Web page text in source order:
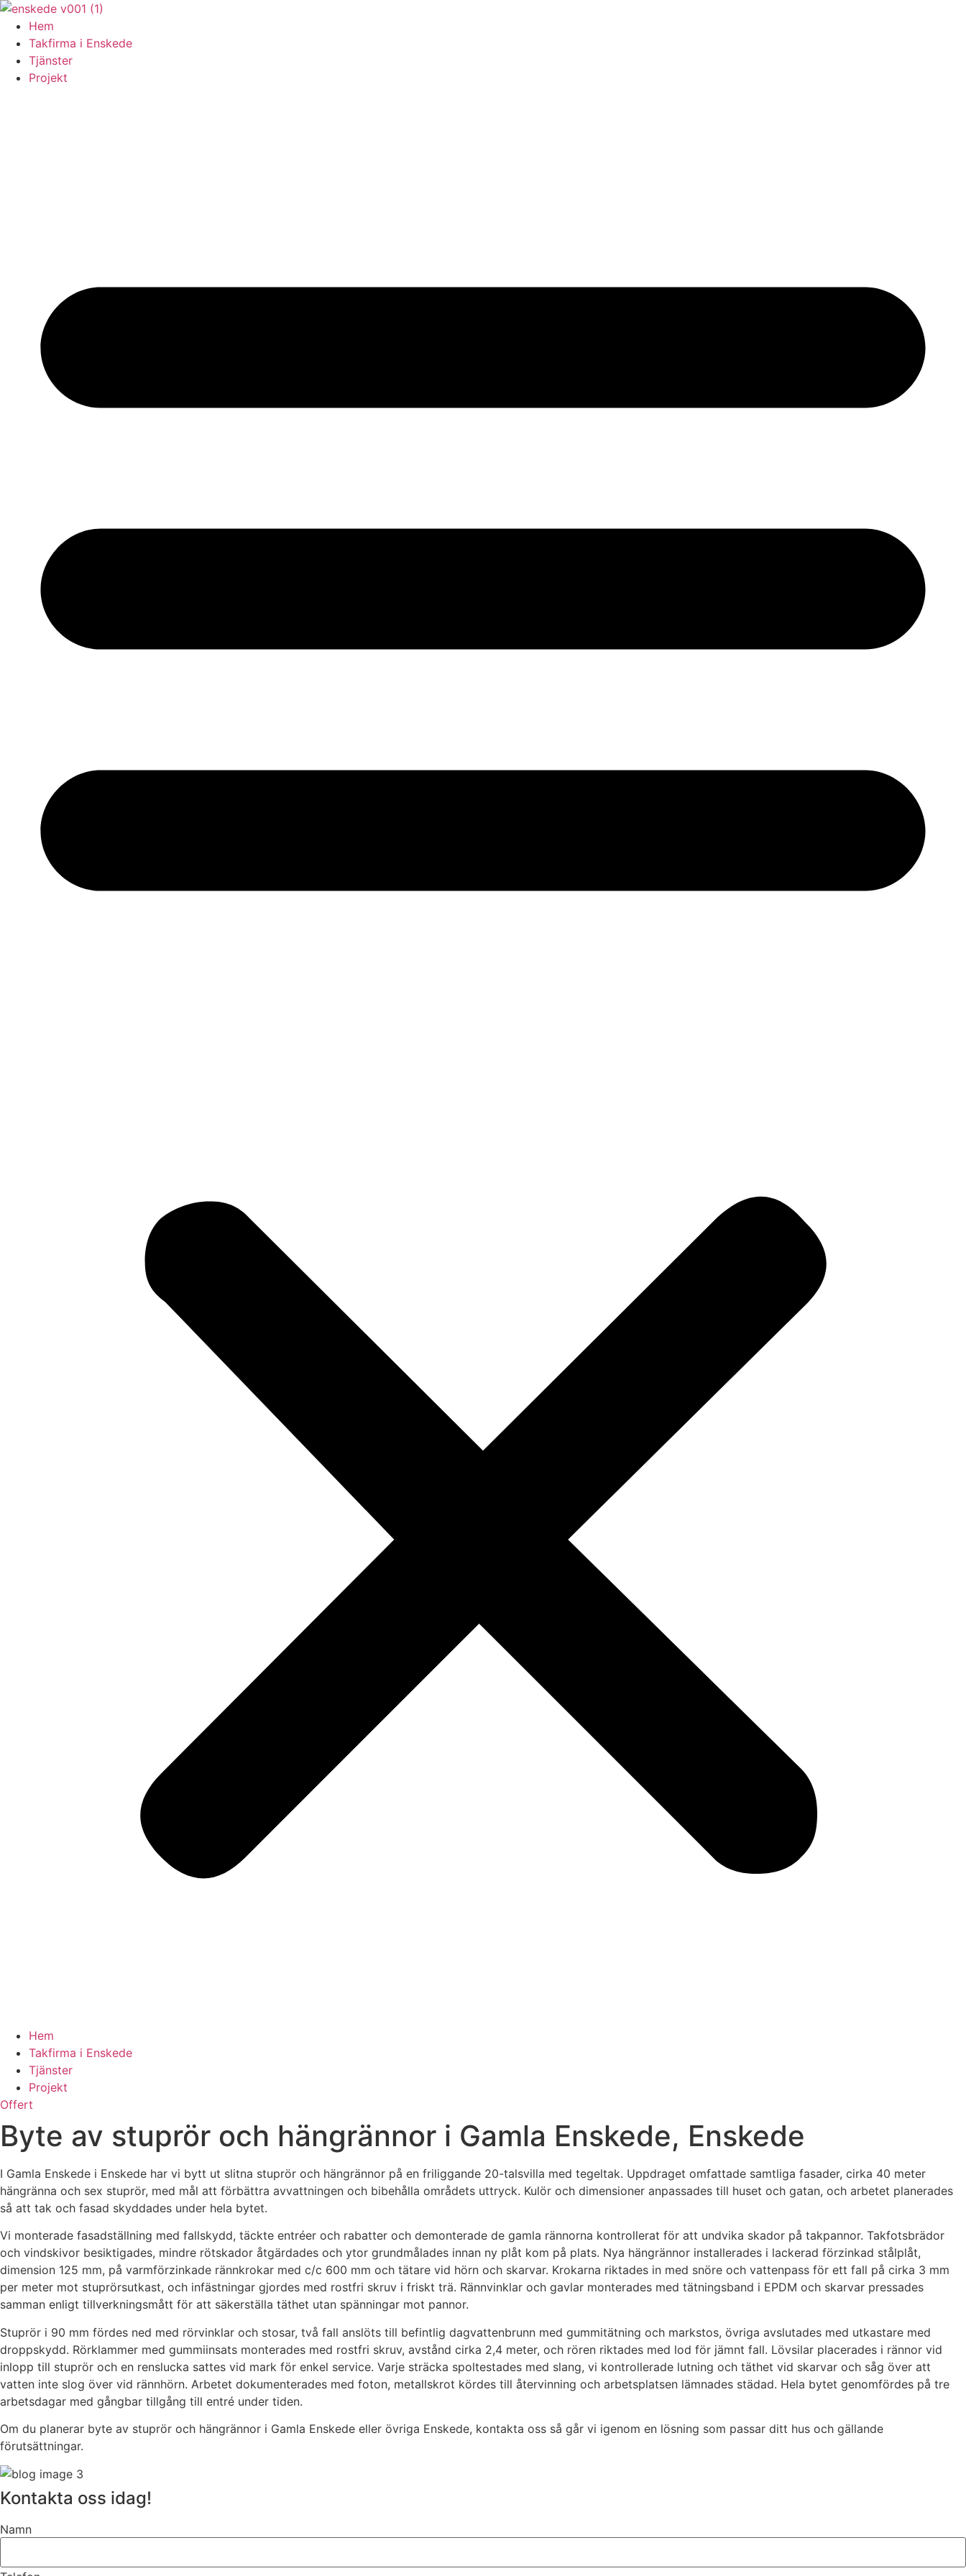
Skip
content
Hem
Takfirma i Enskede
Tjänster
Projekt
Hem
Takfirma i Enskede
Tjänster
Projekt
Offert
Byte av stuprör och hängrännor i Gamla Enskede, Enskede
I Gamla Enskede i Enskede har vi bytt ut slitna stuprör och hängrännor på en friliggande 20-talsvilla med tegeltak. Uppdraget omfattade samtliga fasader, cirka 40 meter
hängränna och sex stuprör, med mål att förbättra avvattningen och bibehålla områdets uttryck. Kulör och dimensioner anpassades till huset och gatan, och arbetet planerades
så att tak och fasad skyddades under hela bytet.
Vi monterade fasadställning med fallskydd, täckte entréer och rabatter och demonterade de gamla rännorna kontrollerat för att undvika skador på takpannor. Takfotsbrädor
och vindskivor besiktigades, mindre rötskador åtgärdades och ytor grundmålades innan ny plåt kom på plats. Nya hängrännor installerades i lackerad förzinkad stålplåt,
dimension 125 mm, på varmförzinkade rännkrokar med c/c 600 mm och tätare vid hörn och skarvar. Krokarna riktades in med snöre och vattenpass för ett fall på cirka 3 mm
per meter mot stuprörsutkast, och infästningar gjordes med rostfri skruv i friskt trä. Rännvinklar och gavlar monterades med tätningsband i EPDM och skarvar pressades
samman enligt tillverkningsmått för att säkerställa täthet utan spänningar mot pannor.
Stuprör i 90 mm fördes ned med rörvinklar och stosar, två fall anslöts till befintlig dagvattenbrunn med gummitätning och markstos, övriga avslutades med utkastare med
droppskydd. Rörklammer med gummiinsats monterades med rostfri skruv, avstånd cirka 2,4 meter, och rören riktades med lod för jämnt fall. Lövsilar placerades i rännor vid
inlopp till stuprör och en renslucka sattes vid mark för enkel service. Varje sträcka spoltestades med slang, vi kontrollerade lutning och täthet vid skarvar och såg över att
vatten inte slog över vid rännhörn. Arbetet dokumenterades med foton, metallskrot kördes till återvinning och arbetsplatsen lämnades städad. Hela bytet genomfördes på tre
arbetsdagar med gångbar tillgång till entré under tiden.
Om du planerar byte av stuprör och hängrännor i Gamla Enskede eller övriga Enskede, kontakta oss så går vi igenom en lösning som passar ditt hus och gällande
förutsättningar.
Kontakta oss idag!
Namn